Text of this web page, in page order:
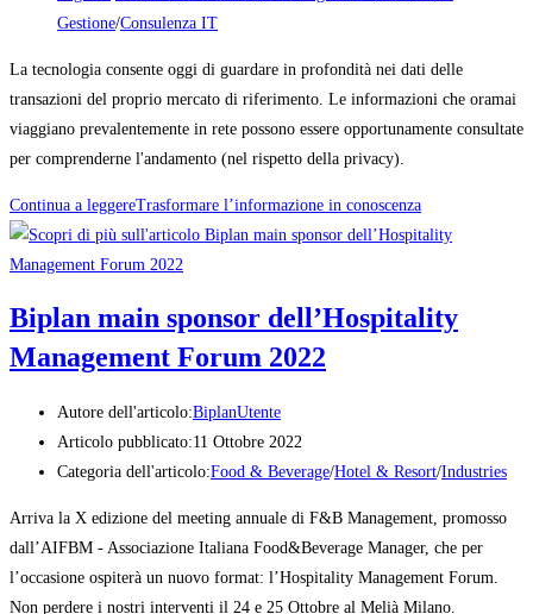
Gestione/Consulenza IT
La tecnologia consente oggi di guardare in profondità nei dati delle
transazioni del proprio mercato di riferimento. Le informazioni che oramai
viaggiano prevalentemente in rete possono essere opportunamente consultate
per comprenderne l'andamento (nel rispetto della privacy).
Continua a leggereTrasformare l’informazione in conoscenza
Biplan main sponsor dell’Hospitality
Management Forum 2022
Autore dell'articolo:BiplanUtente
Articolo pubblicato:11 Ottobre 2022
Categoria dell'articolo:Food & Beverage/Hotel & Resort/Industries
Arriva la X edizione del meeting annuale di F&B Management, promosso
dall’AIFBM - Associazione Italiana Food&Beverage Manager, che per
l’occasione ospiterà un nuovo format: l’Hospitality Management Forum.
Non perdere i nostri interventi il 24 e 25 Ottobre al Melià Milano.